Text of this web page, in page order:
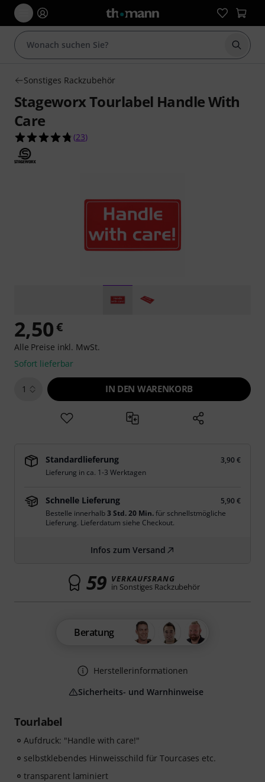
Suche
Sonstiges Rackzubehör
Stageworx Tourlabel Handle With
Care
4.7 von 5 Sternen aus 23 Kundenbewertungen
(23)
Tourlabel
Aufdruck: "Handle with care!"
selbstklebendes Hinweisschild für Tourcases etc.
transparent laminiert
2,50€
Alle Preise inkl. MwSt.
Sofort lieferbar
1 IN DEN WARENKORB
Standardlieferung
3,90 €
Lieferung in ca. 1-3 Werktagen
Schnelle Lieferung
5,90 €
Bestelle innerhalb3 Std. 20 Min.für schnellstmögliche
Lieferung. Lieferdatum siehe Checkout.
Infos zum Versand
59 VERKAUFSRANG
in Sonstiges Rackzubehör
Beratung
Herstellerinformationen
Sicherheits- und Warnhinweise